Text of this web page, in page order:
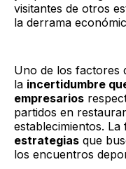
visitantes de otros
la derrama
Uno de los factores
la incertidumbre
empresarios
partidos en
establecimientos.
estrategias que
los encuentros